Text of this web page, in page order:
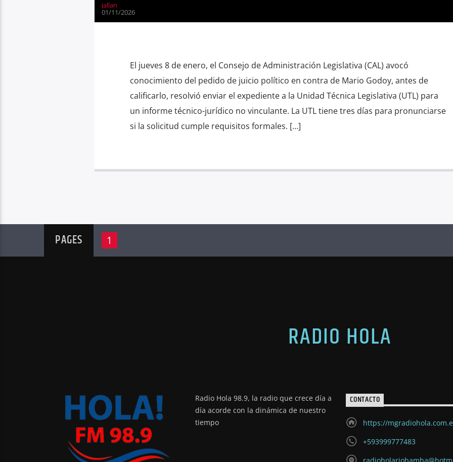
jallan
01/11/2026
El jueves 8 de enero, el Consejo de Administración Legislativa (CAL) avocó
conocimiento del pedido de juicio político en contra de Mario Godoy, antes de
calificarlo, resolvió enviar el expediente a la Unidad Técnica Legislativa (UTL) para
un informe técnico-jurídico no vinculante. La UTL tiene tres días para pronunciarse
si la solicitud cumple requisitos formales. […]
PAGES 1
RADIO HOLA
Radio Hola 98.9, la radio que crece día a
día acorde con la dinámica de nuestro
tiempo
CONTACTO
https://
+593999777483